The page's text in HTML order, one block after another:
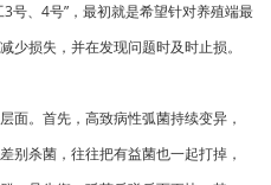
号、4号”，最初就是希望针对养殖端最
少损失，并在发现问题时及时止损。
面。首先，高致病性弧菌持续变异，
别杀菌，往往把有益菌也一起打掉，